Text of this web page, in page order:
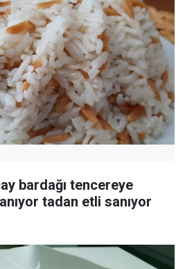
bardağı tencereye
tadan etli sanıyor